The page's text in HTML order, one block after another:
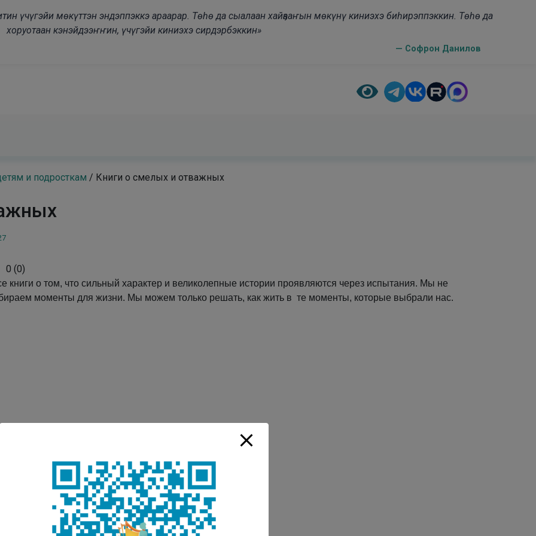
үчүгэйи мөкүттэн эндэппэккэ араарар. Төһө да сыалаан хайҕааҥын мөкүнү киниэхэ биһирэппэккин. Төһө да
хоруотаан кэнэйдээҥҥин, үчүгэйи киниэхэ сирдэрбэккин»
— Софрон Данилов
и подросткам / Книги о смелых и отважных
0 (0)
книги о том, что сильный характер и великолепные истории проявляются через испытания. Мы не
моменты для жизни. Мы можем только решать, как жить в те моменты, которые выбрали нас.